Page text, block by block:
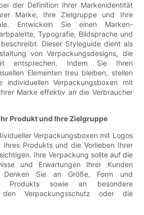
der Definition Ihrer Markenidentität
Marke, Ihre Zielgruppe und Ihre
Entwickeln Sie einen Marken-
Typografie, Bildsprache und
Dieser Styleguide dient als
von Verpackungsdesigns, die
entsprechen. Indem Sie Ihren
Elementen treu bleiben, stellen
individuellen Verpackungsboxen mit
Marke effektiv an die Verbraucher
Produkt und Ihre Zielgruppe
Verpackungsboxen mit Logos
Produkts und die Vorlieben Ihrer
Ihre Verpackung sollte auf die
und Erwartungen Ihrer Kunden
Denken Sie an Größe, Form und
Produkts sowie an besondere
Verpackungsschutz oder die